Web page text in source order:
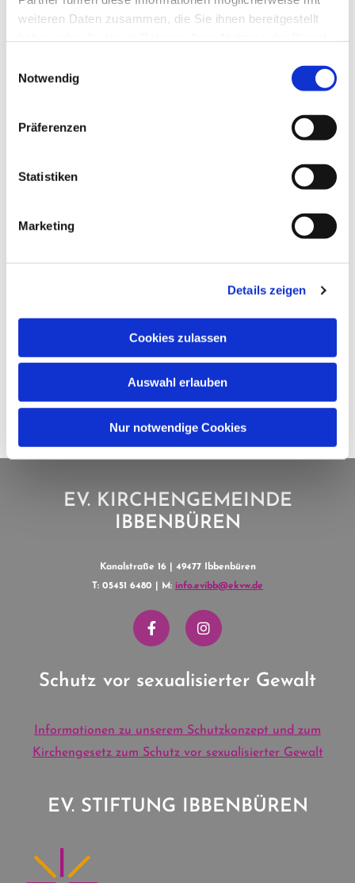
weiteren Daten zusammen, die Sie ihnen bereitgestellt
Notwendig
Präferenzen
Statistiken
Marketing
Details zeigen
Cookies zulassen
Auswahl erlauben
Nur notwendige Cookies
EV. KIRCHENGEMEINDE
IBBENBÜREN
Kanalstraße 16 | 49477 Ibbenbüren
T: 05451 6480 | M: info.evibb@ekvw.de
Schutz vor sexualisierter Gewalt
Informationen zu unserem Schutzkonzept und zum
Kirchengesetz zum Schutz vor sexualisierter Gewalt
EV. STIFTUNG IBBENBÜREN